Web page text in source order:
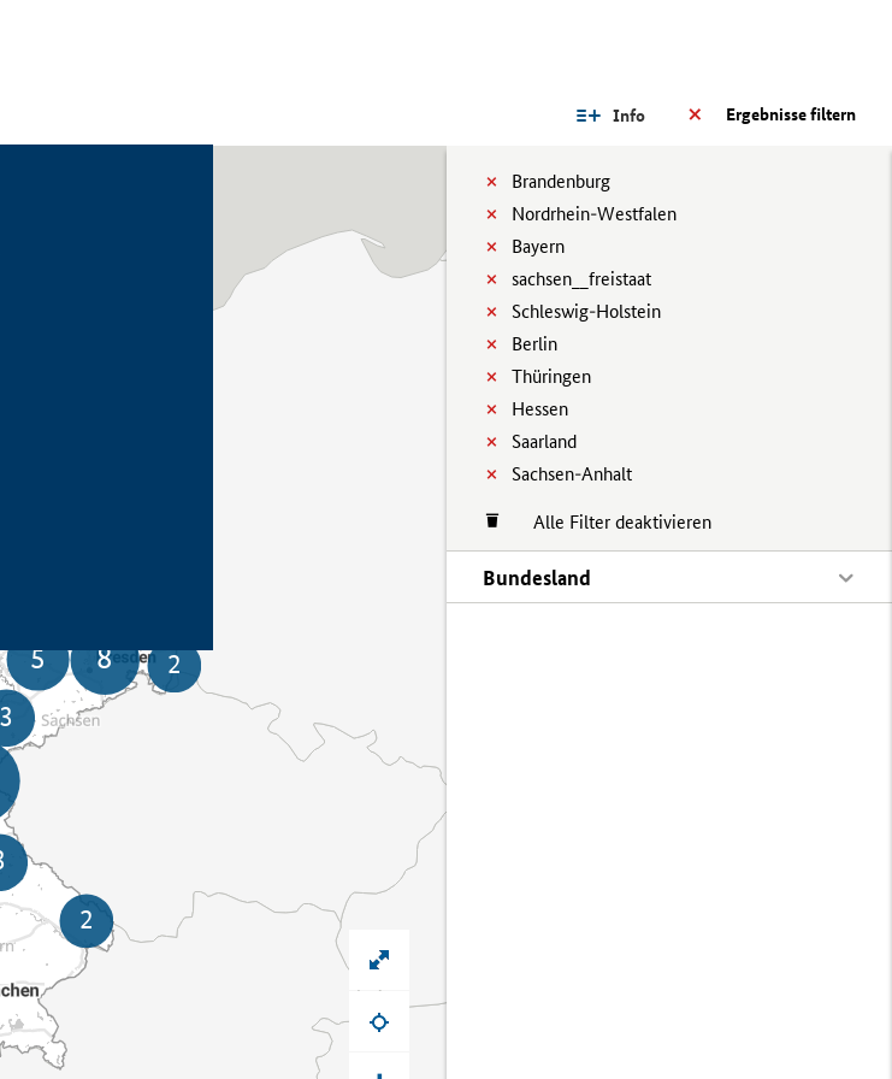
Ergebnisse filtern
Info
Brandenburg
Nordrhein-Westfalen
Bayern
sachsen__freistaat
Schleswig-Holstein
Berlin
Thüringen
Hessen
Saarland
Sachsen-Anhalt
Alle Filter deaktivieren
Bundesland